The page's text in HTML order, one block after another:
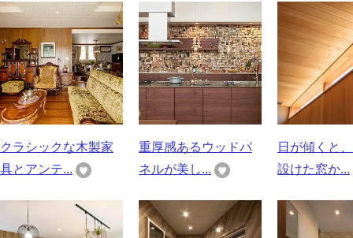
クラシックな木製家
具とアンテ...
重厚感あるウッドパ
ネルが美し...
日が傾くと
設けた窓か...